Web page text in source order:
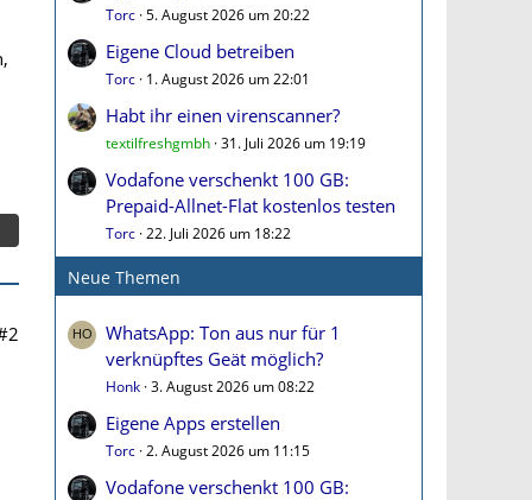
Torc 5. August 2026 um 20:22
Eigene Cloud betreiben
Torc 1. August 2026 um 22:01
Habt ihr einen virenscanner?
textilfreshgmbh 31. Juli 2026 um 19:19
Vodafone verschenkt 100 GB:
Prepaid-Allnet-Flat kostenlos testen
Torc 22. Juli 2026 um 18:22
Neue Themen
WhatsApp: Ton aus nur für 1
verknüpftes Geät möglich?
Honk 3. August 2026 um 08:22
Eigene Apps erstellen
Torc 2. August 2026 um 11:15
Vodafone verschenkt 100 GB: